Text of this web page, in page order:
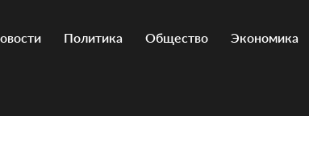
Политика Общество Экономика